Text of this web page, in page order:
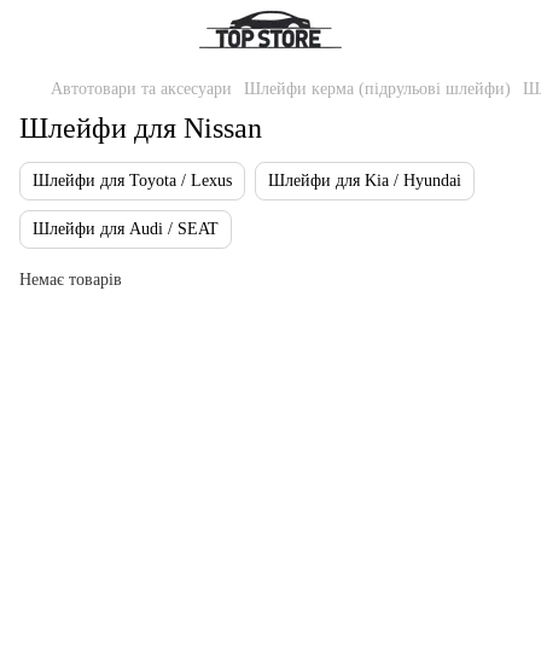
Автотовари та аксесуари Шлейфи керма (підрульові шлейфи)
Шлейфи для Nissan
Шлейфи для Toyota / Lexus Шлейфи для Kia / Hyundai
Шлейфи для Audi / SEAT
Немає товарів